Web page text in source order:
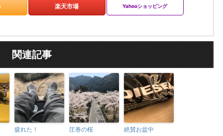
楽天市場 Yahooショッピング
関連記事
疲れた！ 圧巻の桜 絶賛お盆中